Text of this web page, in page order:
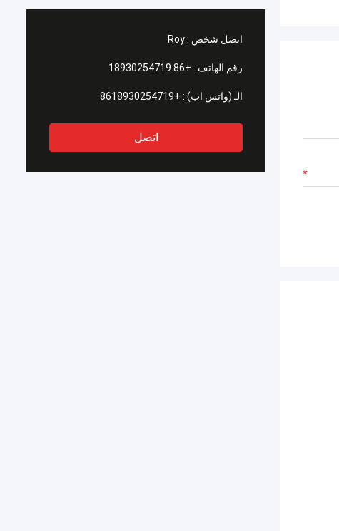
اتصل شخص :Roy
رقم الهاتف : +86 18930254719
الـ (واتس اب) : +8618930254719
اتصل